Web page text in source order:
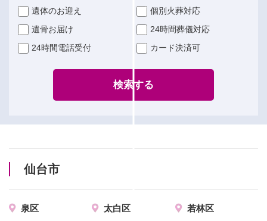
遺体のお迎え
個別火葬対応
遺骨お届け
24時間葬儀対応
24時間電話受付
カード決済可
検索する
仙台市
泉区 太白区
若林区